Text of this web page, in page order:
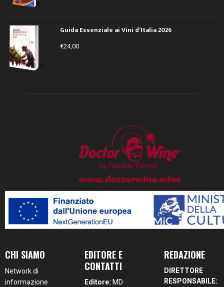
Guida Essenziale ai Vini d’Italia 2026
€24,00
CHI SIAMO
Network di
informazione
EDITORE E
CONTATTI
Editore: MD
REDAZIONE
DIRETTORE
RESPONSABILE: